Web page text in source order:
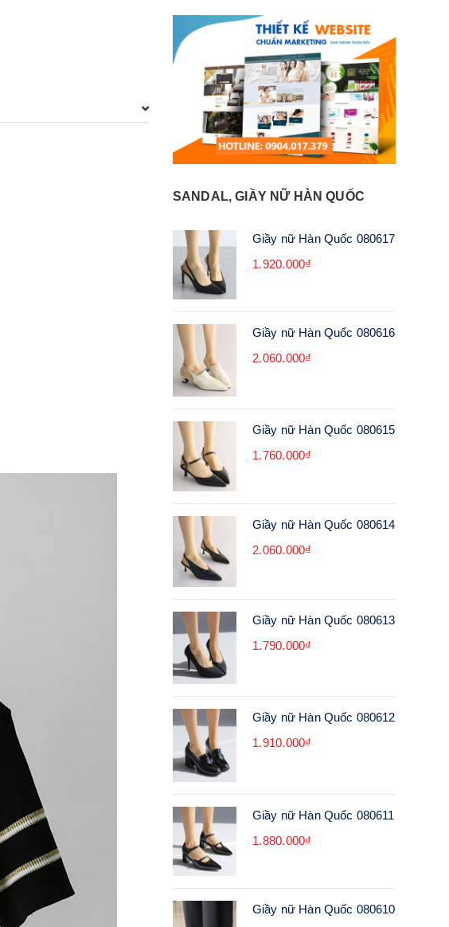
SANDAL, GIẦY NỮ HÀN QUỐC
Giầy nữ Hàn Quốc 080617
1.920.000₫
Giầy nữ Hàn Quốc 080616
2.060.000₫
Giầy nữ Hàn Quốc 080615
1.760.000₫
Giầy nữ Hàn Quốc 080614
2.060.000₫
Giầy nữ Hàn Quốc 080613
1.790.000₫
Giầy nữ Hàn Quốc 080612
1.910.000₫
Giầy nữ Hàn Quốc 080611
1.880.000₫
Giầy nữ Hàn Quốc 080610